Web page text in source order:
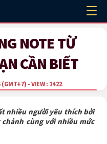
NOTE TỪ
CẦN BIẾT
(GMT+7) - VIEW : 1422
nhiều người yêu thích bởi
cùng với nhiều mức